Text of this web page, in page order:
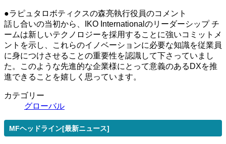
●ラピュタロボティクスの森亮執行役員のコメント
話し合いの当初から、IKO Internationalのリーダーシップ チ
ームは新しいテクノロジーを採用することに強いコミットメ
ントを示し、これらのイノベーションに必要な知識を従業員
に身につけさせることの重要性を認識して下さっていまし
た。このような先進的な企業様にとって意義のあるDXを推
進できることを嬉しく思っています。
カテゴリー
グローバル
MFヘッドライン[最新ニュース]